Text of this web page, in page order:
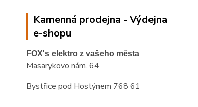
Kamenná prodejna - Výdejna
e-shopu
FOX's elektro z vašeho města
Masarykovo nám. 64
Bystřice pod Hostýnem 768 61